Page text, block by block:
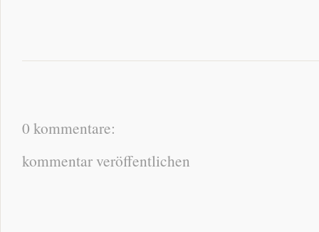
0 kommentare:
kommentar veröffentlichen